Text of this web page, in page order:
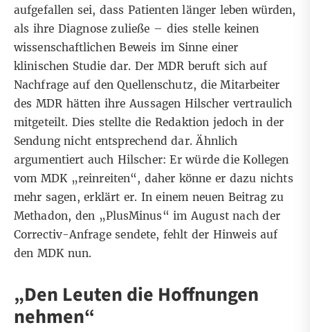
aufgefallen sei, dass Patienten länger leben würden,
als ihre Diagnose zuließe – dies stelle keinen
wissenschaftlichen Beweis im Sinne einer
klinischen Studie dar. Der MDR beruft sich auf
Nachfrage auf den Quellenschutz, die Mitarbeiter
des MDR hätten ihre Aussagen Hilscher vertraulich
mitgeteilt. Dies stellte die Redaktion jedoch in der
Sendung nicht entsprechend dar. Ähnlich
argumentiert auch Hilscher: Er würde die Kollegen
vom MDK „reinreiten“, daher könne er dazu nichts
mehr sagen, erklärt er. In einem neuen Beitrag zu
Methadon, den „PlusMinus“ im August nach der
Correctiv-Anfrage sendete, fehlt der Hinweis auf
den MDK nun.
„Den Leuten die Hoffnungen
nehmen“